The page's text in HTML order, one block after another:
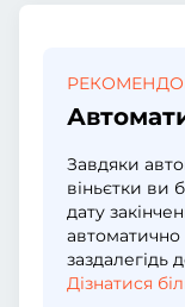
Завдяки
віньєтки ви
дату
автоматично
заздалегідь
Дізнатися